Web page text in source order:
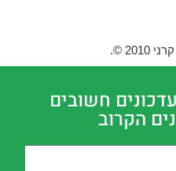
©.
חשובים
הקרוב